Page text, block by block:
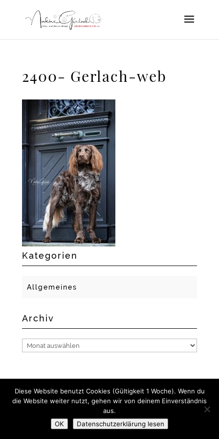
2400- Gerlach-web
Kategorien
Allgemeines
Archiv
Archiv
2018 GERLACH FOTO- UND MEDIENDESIGN I NADINE
GERLACH
Diese Website benutzt Cookies (Gültigkeit 1 Woche). Wenn du
die Website weiter nutzt, gehen wir von deinem Einverständnis
aus.
OK
Datenschutzerklärung lesen